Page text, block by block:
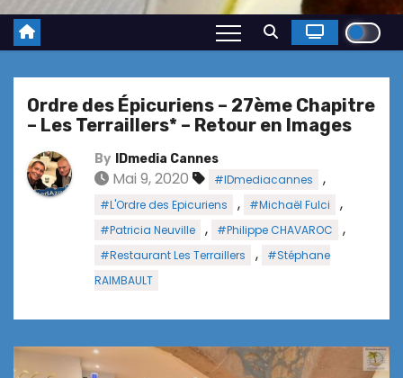
Ordre des Épicuriens – 27ème Chapitre
– Les Terraillers* – Retour en Images
By IDmedia Cannes
Mai 9, 2020 #IDmediacannes ,
#L'Ordre des Epicuriens , #Michaël Fulci ,
#Patricia Neuville , #Philippe CHAVAROC ,
#Restaurant Les Terraillers ,
#Stéphane
RAIMBAULT